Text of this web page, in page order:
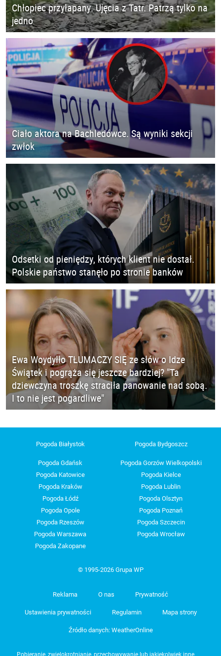
Chłopiec przyłapany. Ujęcia z Tatr. Patrzą tylko na
jedno
Ciało aktora na Bachledówce. Są wyniki sekcji
zwłok
Odsetki od pieniędzy, których klient nie dostał.
Polskie państwo stanęło po stronie banków
Ewa Woydyłło TŁUMACZY SIĘ ze słów o Idze
Świątek i pogrąża się jeszcze bardziej? "Ta
dziewczyna troszkę straciła panowanie nad sobą.
I to nie jest pogardliwe"
Pogoda Białystok Pogoda Bydgoszcz
Pogoda Gdańsk
Pogoda Gorzów Wielkopolski
Pogoda Katowice
Pogoda Kielce
Pogoda Kraków
Pogoda Lublin
Pogoda Łódź
Pogoda Olsztyn
Pogoda Opole
Pogoda Poznań
Pogoda Rzeszów
Pogoda Szczecin
Pogoda Warszawa
Pogoda Wrocław
Pogoda Zakopane
© 1995-2026 Grupa WP
Reklama O nas Prywatność
Ustawienia prywatności Regulamin Mapa strony
Źródło danych: WeatherOnline
Pobieranie, zwielokrotnianie, przechowywanie lub jakiekolwiek inne